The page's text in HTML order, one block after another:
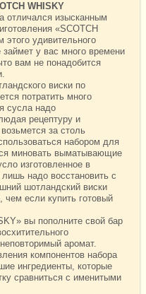
WHISKY
отличался изысканным
«SCOTCH
удивительного
займет у вас много времени
вам не понадобится
виски по
потратить много
сусла надо
рецептуру и
за столь
набором для
миновать выматывающие
изготовленное в
надо восстановить с
шотландский виски
чем если купить готовый
вы пополните свой бар
аромат.
компонентов набора
ингредиенты, которые
сравниться с именитыми